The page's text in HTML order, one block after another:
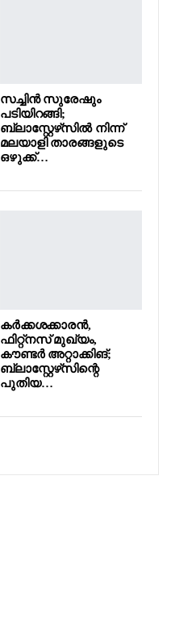
സച്ചിൻ സുരേഷും
പടിയിറങ്ങി;
ബ്ലാസ്റ്റേഴ്‌സിൽ നിന്ന്
മലയാളി താരങ്ങളുടെ
ഒഴുക്ക്…
കർക്കശക്കാരൻ,
ഫിറ്റ്നസ് മുഖ്യം,
കൗണ്ടർ അറ്റാക്കിങ്;
ബ്ലാസ്റ്റേഴ്‌സിന്റെ
പുതിയ…